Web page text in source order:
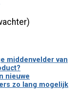
middenvelder van
nieuwe
zo lang mogelijk